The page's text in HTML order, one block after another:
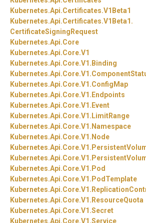
Kubernetes.Api.Certificates.V1Beta1
Kubernetes.Api.Certificates.V1Beta1.
CertificateSigningRequest
Kubernetes.Api.Core
Kubernetes.Api.Core.V1
Kubernetes.Api.Core.V1. Binding
Kubernetes.Api.Core.V1.
Kubernetes.Api.Core.V1.ConfigMap
Kubernetes.Api.Core.V1. Endpoints
Kubernetes.Api.Core.V1. Event
Kubernetes.Api.Core.V1. LimitRange
Kubernetes.Api.Core.V1. Namespace
Kubernetes.Api.Core.V1. Node
Kubernetes.Api.Core.V1.
Kubernetes.Api.Core.V1.
Kubernetes.Api.Core.V1. Pod
Kubernetes.Api.Core.V1. PodTemplate
Kubernetes.Api.Core.V1.
Kubernetes.Api.Core.V1. ResourceQuota
Kubernetes.Api.Core.V1.Secret
Kubernetes.Api.Core.V1.Service